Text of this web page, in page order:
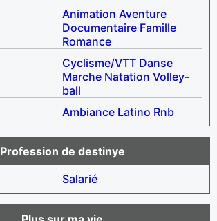
Animation Aventure
Documentaire Famille
Romance
Cyclisme/VTT Danse
Marche Natation Volley-
ball
Ambiance Latino Rnb
Profession de destinye
Salarié